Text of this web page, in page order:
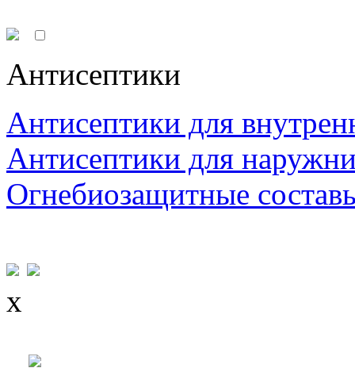
Антисептики
Антисептики для
Антисептики для
Огнебиозащитные
x